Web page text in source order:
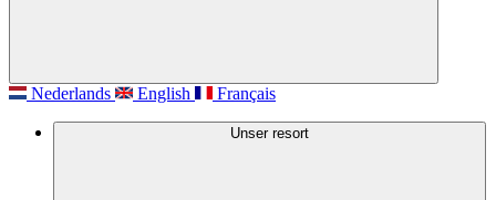
Nederlands English Français
Unser resort